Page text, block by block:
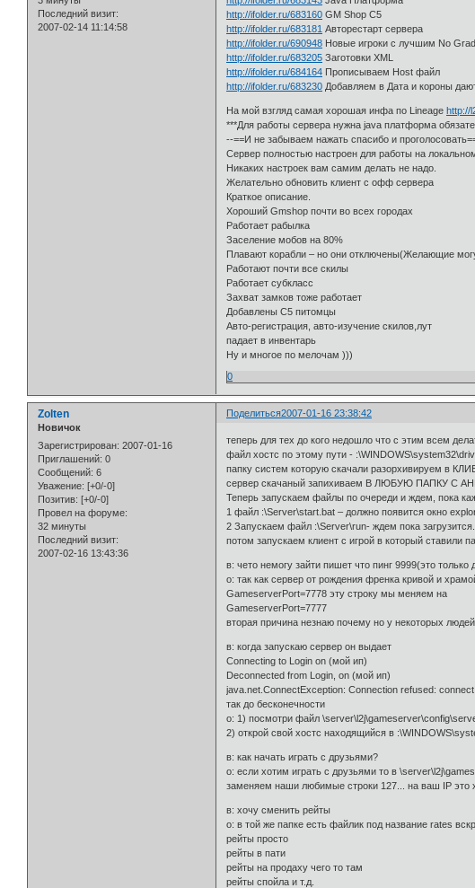
Последний визит:
2007-02-14 11:14:58
http://ifolder.ru/683160 GM Shop С5
http://ifolder.ru/683181 Авторестарт сервера
http://ifolder.ru/690948 Новые игроки с лучшим No
http://ifolder.ru/683205 Заготовки XML
http://ifolder.ru/684164 Прописываем Host файл
http://ifolder.ru/683230 Добавляем в Дата и короны
На мой взгляд самая хорошая инфа по Lineage http://
***Для работы сервера нужна java платформа
--==И не забываем нажать спасибо и
Сервер полностью настроен для работы на
Никаких настроек вам самим делать не надо.
Желательно обновить клиент с офф сервера
Краткое описание.
Хороший Gmshop почти во всех городах
Работает рабылка
Заселение мобов на 80%
Плавают корабли – но они отключены(Желающие
Работают почти все скилы
Работает субкласс
Захват замков тоже работает
Добавлены С5 питомцы
Авто-регистрация, авто-изучение скилов,лут
падает в инвентарь
Ну и многое по мелочам )))
0
Поделиться2007-01-16 23:38:42
Zolten
Новичок
Зарегистрирован: 2007-01-16
Приглашений: 0
Сообщений: 6
Уважение: [+0/-0]
Позитив: [+0/-0]
Провел на форуме:
32 минуты
Последний визит:
2007-02-16 13:43:36
теперь для тех до кого недошло что с этим всем
файл хостс по этому пути -
папку систем которую скачали разорхивируем в
сервер скачаный запихиваем В ЛЮБУЮ ПАПКУ С
Теперь запускаем файлы по очереди и ждем, пока
1 файл :\Server\start.bat – должно появится окно
2 Запускаем файл :\Server\run- ждем пока загрузится.
потом запускаем клиент с игрой в который ставили
в: чето немогу зайти пишет что пинг 9999(это только
о: так как сервер от рождения френка кривой и
GameserverPort=7778 эту строку мы меняем на
GameserverPort=7777
вторая причина незнаю почему но у некоторых
в: когда запускаю сервер он выдает
Connecting to Login on (мой ип)
Deconnected from Login, on (мой ип)
java.net.ConnectException: Connection refused: connect
так до бесконечности
о: 1) посмотри файл
2) открой свой хостс находящийся в
в: как начать играть с друзьями?
о: если хотим играть с друзьями то в
заменяем наши любимые строки 127... на ваш IP
в: хочу сменить рейты
о: в той же папке есть файлик под название rates
рейты просто
рейты в пати
рейты на продаху чего то там
рейты спойла и т.д.